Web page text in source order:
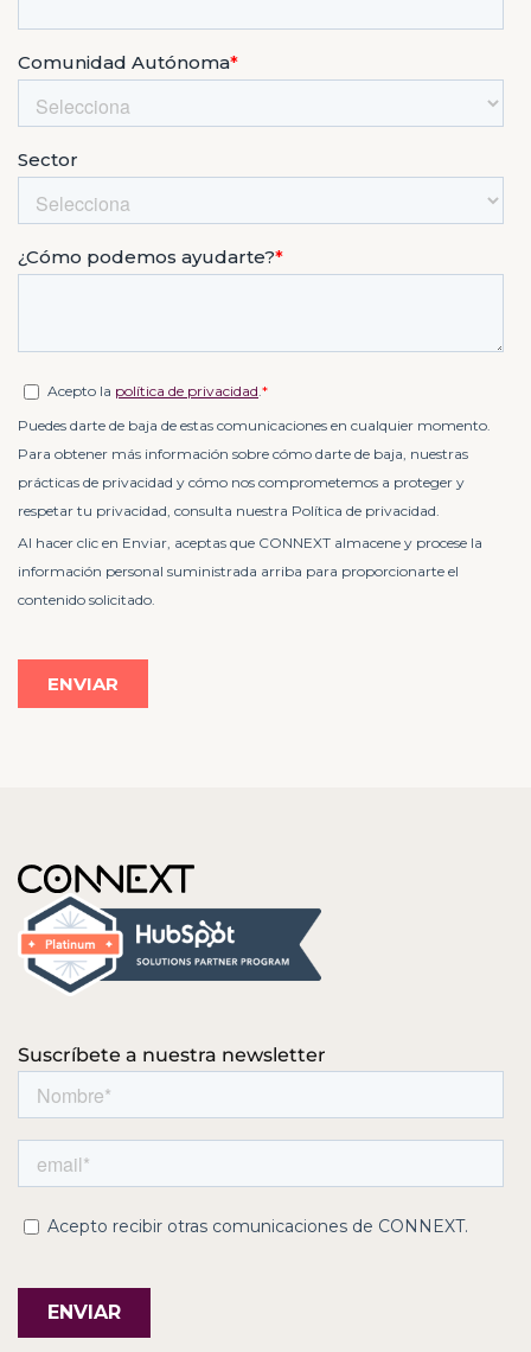
Suscríbete a nuestra newsletter